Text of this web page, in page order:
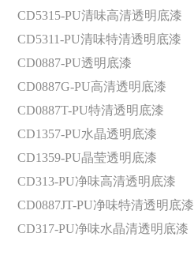
CD5315-PU清味高清透明底漆
CD5311-PU清味特清透明底漆
CD0887-PU透明底漆
CD0887G-PU高清透明底漆
CD0887T-PU特清透明底漆
CD1357-PU水晶透明底漆
CD1359-PU晶莹透明底漆
CD313-PU净味高清透明底漆
CD0887JT-PU净味特清透明底漆
CD317-PU净味水晶清透明底漆